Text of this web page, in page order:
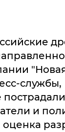
службы,
и
оценка